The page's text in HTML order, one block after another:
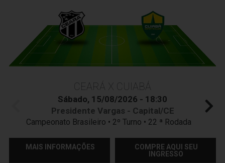
CEARÁ X CUIABÁ
Sábado, 15/08/2026 - 18:30
Presidente Vargas - Capital/CE
Campeonato Brasileiro • 2º Turno • 22 ª Rodada
MAIS INFORMAÇÕES
COMPRE AQUI SEU
INGRESSO